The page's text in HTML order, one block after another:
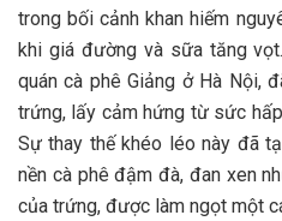
trong bối cảnh khan hiếm
khi giá đường và sữa tăng
quán cà phê Giảng ở Hà Nội,
trứng, lấy cảm hứng từ sức
Sự thay thế khéo léo này đã
nền cà phê đậm đà, đan xen
của trứng, được làm ngọt một